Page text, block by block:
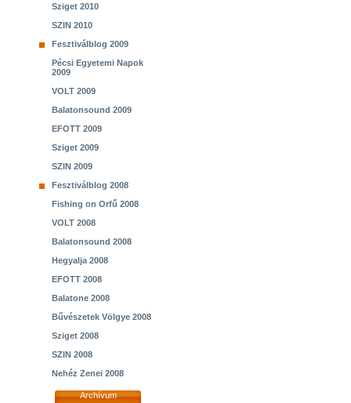
Sziget 2010
SZIN 2010
Fesztiválblog 2009
Pécsi Egyetemi Napok
2009
VOLT 2009
Balatonsound 2009
EFOTT 2009
Sziget 2009
SZIN 2009
Fesztiválblog 2008
Fishing on Orfű 2008
VOLT 2008
Balatonsound 2008
Hegyalja 2008
EFOTT 2008
Balatone 2008
Bűvészetek Völgye 2008
Sziget 2008
SZIN 2008
Nehéz Zenei 2008
Archívum